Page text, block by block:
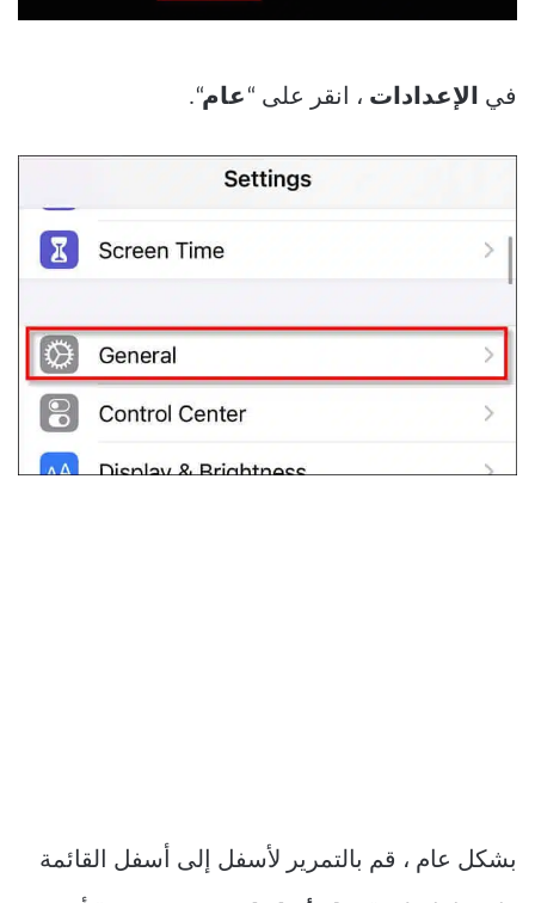
في الإعدادات ، انقر على “ عام“.
بشكل عام ، قم بالتمرير لأسفل إلى أسفل القائمة